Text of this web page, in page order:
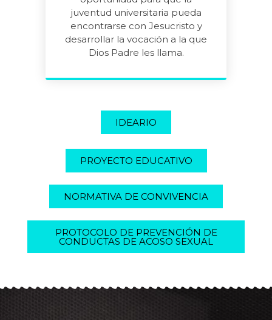
juventud universitaria pueda
encontrarse con Jesucristo y
desarrollar la vocación a la que
Dios Padre les llama.
IDEARIO
PROYECTO EDUCATIVO
NORMATIVA DE CONVIVENCIA
PROTOCOLO DE PREVENCIÓN DE
CONDUCTAS DE ACOSO SEXUAL